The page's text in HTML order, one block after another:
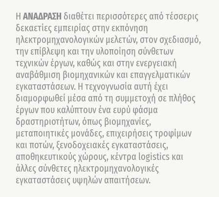
Η ΑΝΑΔΡΑΣΗ διαθέτει περισσότερες από τέσσερις
δεκαετίες εμπειρίας στην εκπόνηση
ηλεκτρομηχανολογικών μελετών, στον σχεδιασμό,
την επίβλεψη και την υλοποίηση σύνθετων
τεχνικών έργων, καθώς και στην ενεργειακή
αναβάθμιση βιομηχανικών και επαγγελματικών
εγκαταστάσεων. Η τεχνογνωσία αυτή έχει
διαμορφωθεί μέσα από τη συμμετοχή σε πλήθος
έργων που καλύπτουν ένα ευρύ φάσμα
δραστηριοτήτων, όπως βιομηχανίες,
μεταποιητικές μονάδες, επιχειρήσεις τροφίμων
και ποτών, ξενοδοχειακές εγκαταστάσεις,
αποθηκευτικούς χώρους, κέντρα logistics και
άλλες σύνθετες ηλεκτρομηχανολογικές
εγκαταστάσεις υψηλών απαιτήσεων.